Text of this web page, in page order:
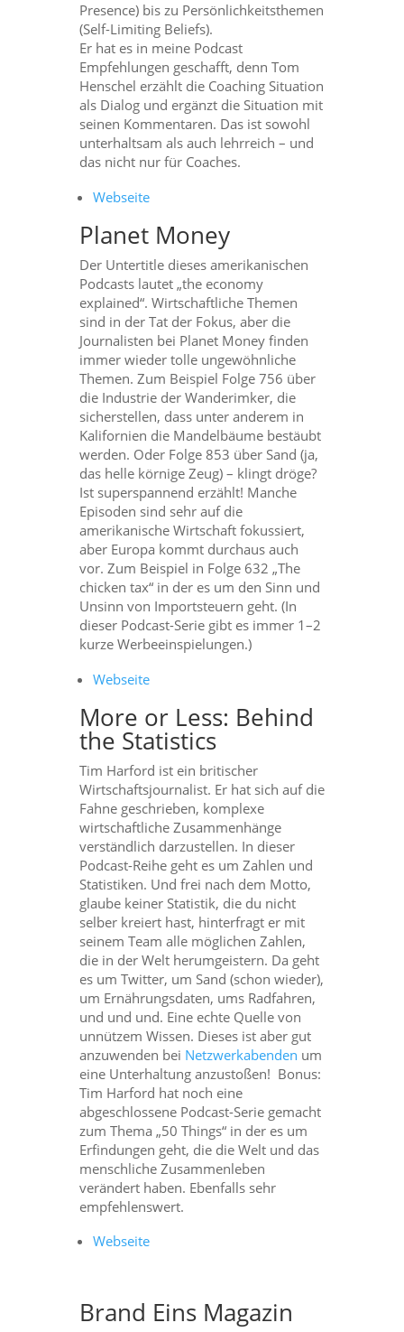
Presence) bis zu Persönlichkeitsthemen
(Self-Limiting Beliefs).
Er hat es in meine Podcast
Empfehlungen geschafft, denn Tom
Henschel erzählt die Coaching Situation
als Dialog und ergänzt die Situation mit
seinen Kommentaren. Das ist sowohl
unterhaltsam als auch lehrreich – und
das nicht nur für Coaches.
Webseite
Planet Money
Der Untertitle dieses amerikanischen
Podcasts lautet „the economy
explained“. Wirtschaftliche Themen
sind in der Tat der Fokus, aber die
Journalisten bei Planet Money finden
immer wieder tolle ungewöhnliche
Themen. Zum Beispiel Folge 756 über
die Industrie der Wanderimker, die
sicherstellen, dass unter anderem in
Kalifornien die Mandelbäume bestäubt
werden. Oder Folge 853 über Sand (ja,
das helle körnige Zeug) – klingt dröge?
Ist superspannend erzählt! Manche
Episoden sind sehr auf die
amerikanische Wirtschaft fokussiert,
aber Europa kommt durchaus auch
vor. Zum Beispiel in Folge 632 „The
chicken tax“ in der es um den Sinn und
Unsinn von Importsteuern geht. (In
dieser Podcast-Serie gibt es immer 1–2
kurze Werbeeinspielungen.)
Webseite
More or Less: Behind
the Statistics
Tim Harford ist ein britischer
Wirtschaftsjournalist. Er hat sich auf die
Fahne geschrieben, komplexe
wirtschaftliche Zusammenhänge
verständlich darzustellen. In dieser
Podcast-Reihe geht es um Zahlen und
Statistiken. Und frei nach dem Motto,
glaube keiner Statistik, die du nicht
selber kreiert hast, hinterfragt er mit
seinem Team alle möglichen Zahlen,
die in der Welt herumgeistern. Da geht
es um Twitter, um Sand (schon wieder),
um Ernährungsdaten, ums Radfahren,
und und und. Eine echte Quelle von
unnützem Wissen. Dieses ist aber gut
anzuwenden bei Netzwerkabenden um
eine Unterhaltung anzustoßen! Bonus:
Tim Harford hat noch eine
abgeschlossene Podcast-Serie gemacht
zum Thema „50 Things“ in der es um
Erfindungen geht, die die Welt und das
menschliche Zusammenleben
verändert haben. Ebenfalls sehr
empfehlenswert.
Webseite
Brand Eins Magazin